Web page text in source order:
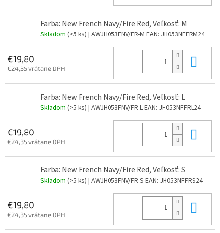
Farba: New French Navy/Fire Red, Veľkosť: M
Skladom (>5 ks) | AWJH053FNV/FR-M EAN: JH053NFFRM24
€19,80
€24,35 vrátane DPH
Farba: New French Navy/Fire Red, Veľkosť: L
Skladom (>5 ks) | AWJH053FNV/FR-LEAN: JH053NFFRL24
€19,80
€24,35 vrátane DPH
Farba: New French Navy/Fire Red, Veľkosť: S
Skladom (>5 ks) | AWJH053FNV/FR-S EAN: JH053NFFRS24
€19,80
€24,35 vrátane DPH